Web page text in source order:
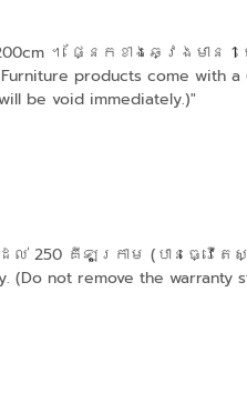
។ ផ្នែកខាងឆ្វេងមាន 1
products come with a
be void immediately.)"
ល់ 250 គីឡូក្រាម (បានធ្វើ
not remove the warranty